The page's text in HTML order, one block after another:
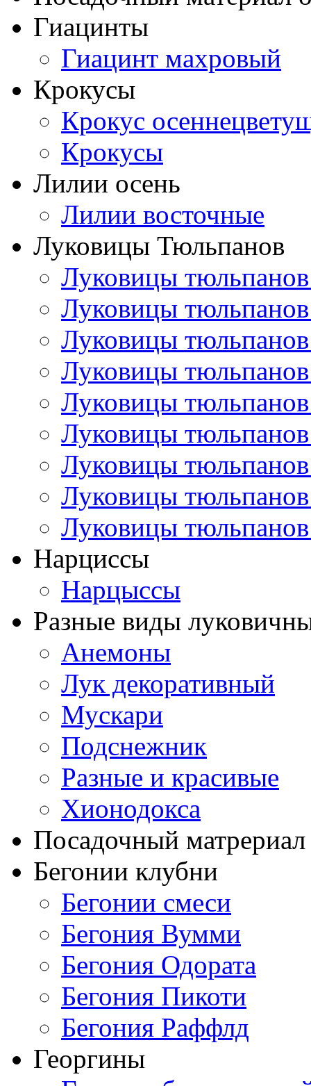
Гиацинты
Гиацинт махровый
Крокусы
Крокус
Крокусы
Лилии осень
Лилии восточные
Луковицы Тюльпанов
Луковицы
Луковицы
Луковицы
Луковицы
Луковицы
Луковицы
Луковицы
Луковицы
Луковицы
Нарциссы
Нарцыссы
Разные виды
Анемоны
Лук декоративный
Мускари
Подснежник
Разные и красивые
Хионодокса
Посадочный матрериал
Бегонии клубни
Бегонии смеси
Бегония Вумми
Бегония Одората
Бегония Пикоти
Бегония Раффлд
Георгины